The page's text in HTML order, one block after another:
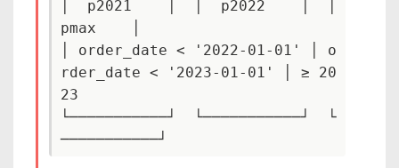
│  p2021    │  │  p2022    │  │
pmax    │
│ order_date < '2022-01-01' │ o
rder_date < '2023-01-01' │ ≥ 20
23
└───────────┘  └───────────┘  └
───────────┘